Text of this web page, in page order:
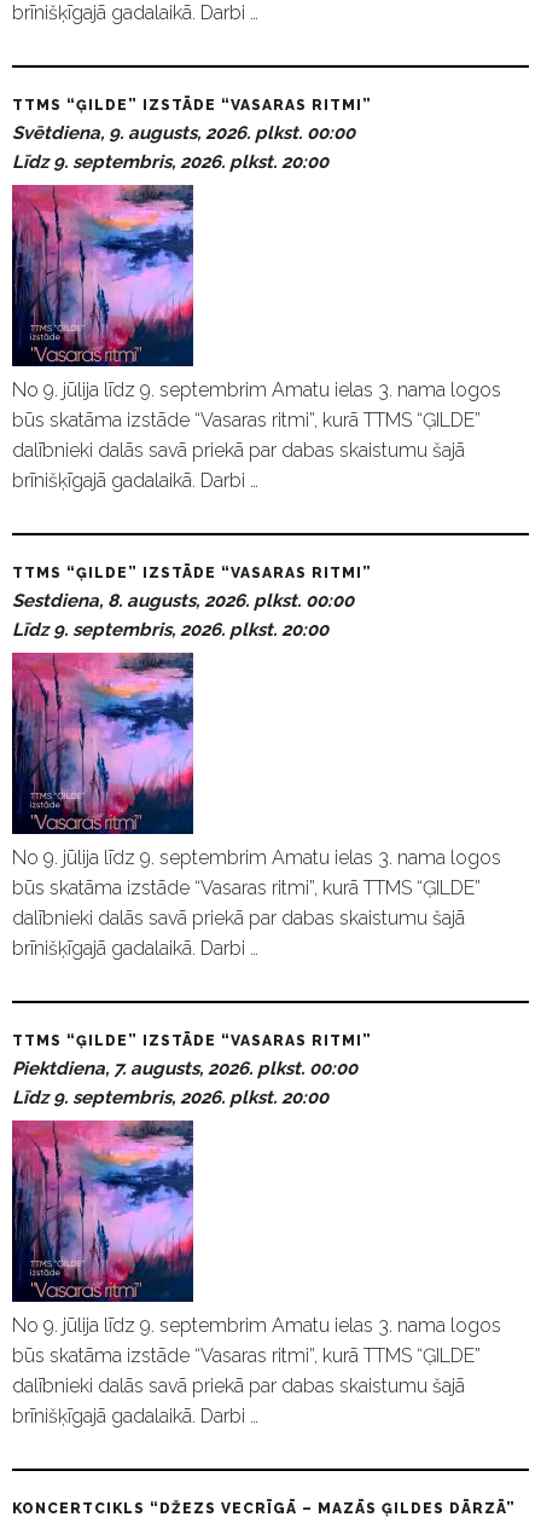
brīnišķīgajā gadalaikā. Darbi …
TTMS “ĢILDE” IZSTĀDE “VASARAS RITMI”
Svētdiena, 9. augusts, 2026. plkst. 00:00
Līdz 9. septembris, 2026. plkst. 20:00
No 9. jūlija līdz 9. septembrim Amatu ielas 3. nama logos
būs skatāma izstāde “Vasaras ritmi”, kurā TTMS “ĢILDE”
dalībnieki dalās savā priekā par dabas skaistumu šajā
brīnišķīgajā gadalaikā. Darbi …
TTMS “ĢILDE” IZSTĀDE “VASARAS RITMI”
Sestdiena, 8. augusts, 2026. plkst. 00:00
Līdz 9. septembris, 2026. plkst. 20:00
No 9. jūlija līdz 9. septembrim Amatu ielas 3. nama logos
būs skatāma izstāde “Vasaras ritmi”, kurā TTMS “ĢILDE”
dalībnieki dalās savā priekā par dabas skaistumu šajā
brīnišķīgajā gadalaikā. Darbi …
TTMS “ĢILDE” IZSTĀDE “VASARAS RITMI”
Piektdiena, 7. augusts, 2026. plkst. 00:00
Līdz 9. septembris, 2026. plkst. 20:00
No 9. jūlija līdz 9. septembrim Amatu ielas 3. nama logos
būs skatāma izstāde “Vasaras ritmi”, kurā TTMS “ĢILDE”
dalībnieki dalās savā priekā par dabas skaistumu šajā
brīnišķīgajā gadalaikā. Darbi …
KONCERTCIKLS “DŽEZS VECRĪGĀ – MAZĀS ĢILDES DĀRZĀ”